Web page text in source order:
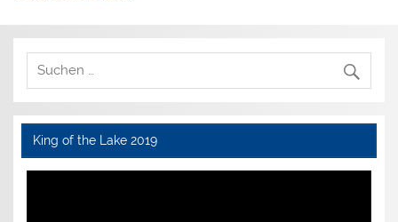
King of the Lake 2019
Video-